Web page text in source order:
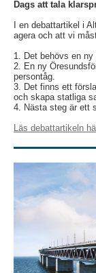
Dags att tala
I en debattartikel i
agera och att vi
1. Det behövs en
2. En ny
persontåg.
3. Det finns ett
och skapa statliga
4. Nästa steg är ett
Läs debattartikeln